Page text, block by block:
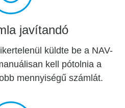
javítandó
küldte be a NAV-
kell pótolnia a
mennyiségű számlát.